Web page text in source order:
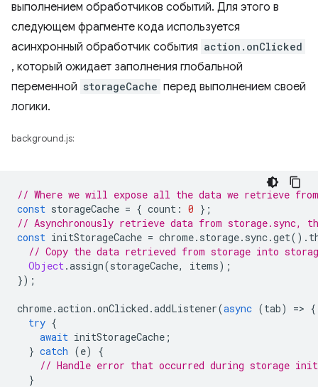
выполнением обработчиков событий. Для этого в
следующем фрагменте кода используется
асинхронный обработчик события action.onClicked
, который ожидает заполнения глобальной
переменной storageCache перед выполнением своей
логики.
background.js:
// Where we will expose all the data we retrieve
const storageCache = { count : 0 };
// Asynchronously retrieve data from storage.sync,
const initStorageCache = chrome. storage. sync.get().
// Copy the data retrieved from storage into
Object.assign(storageCache, items);
});
chrome.action .onClicked .addListener(async (tab) => {
try {
await initStorageCache ;
} catch (e)
{
// Handle error that occurred during storage
}